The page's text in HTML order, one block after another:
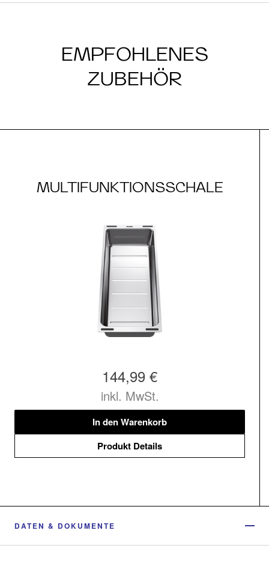
EMPFOHLENES
ZUBEHÖR
MULTIFUNKTIONSSCHALE
144,99 €
inkl. MwSt.
In den Warenkorb
Produkt Details
DATEN & DOKUMENTE